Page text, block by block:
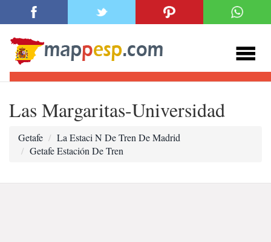
Las Margaritas-Universidad
Getafe
La Estaci N De Tren De Madrid
Getafe Estación De Tren